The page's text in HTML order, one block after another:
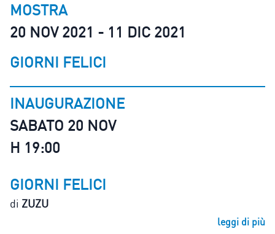
MOSTRA
20 NOV 2021 - 11 DIC 2021
GIORNI FELICI
INAUGURAZIONE
SABATO 20 NOV
H 19:00
GIORNI FELICI
di ZUZU
leggi di più